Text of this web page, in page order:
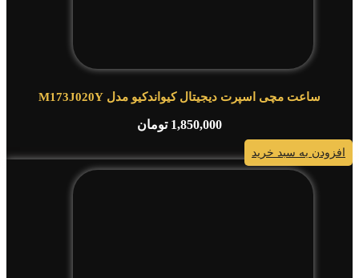
ساعت مچی اسپرت دیجیتال کیواندکیو مدل M173J020Y
1,850,000 تومان
افزودن به سبد خرید